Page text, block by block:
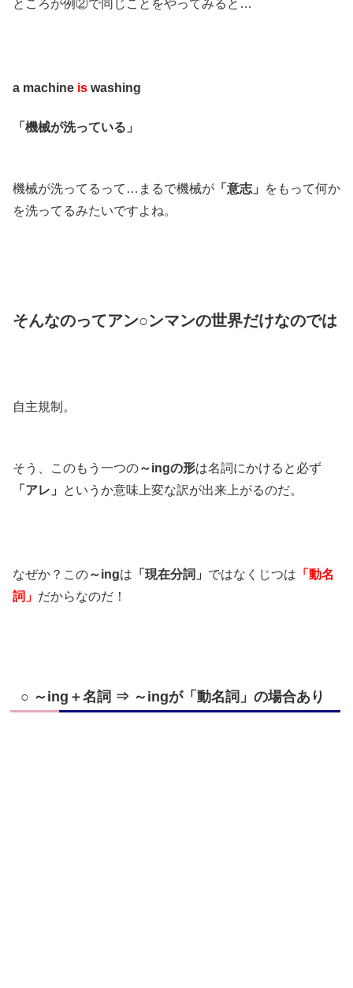
ところが例②で同じことをやってみると…
a machine is washing
「機械が洗っている」
機械が洗ってるって…まるで機械が 「意志」
をもって何か
を洗ってるみたいですよね。
そんなのってアン○ンマンの世界だけなのでは
自主規制。
そう、このもう一つの～ingの形は名詞にかけると必ず
「アレ」
というか意味上変な訳が出来上がるのだ。
なぜか？この～ingは 「現在分詞」 ではなくじつは 「動名
詞」 だからなのだ！
○ ～ing＋名詞 ⇒ ～ingが「動名詞」の場合あり